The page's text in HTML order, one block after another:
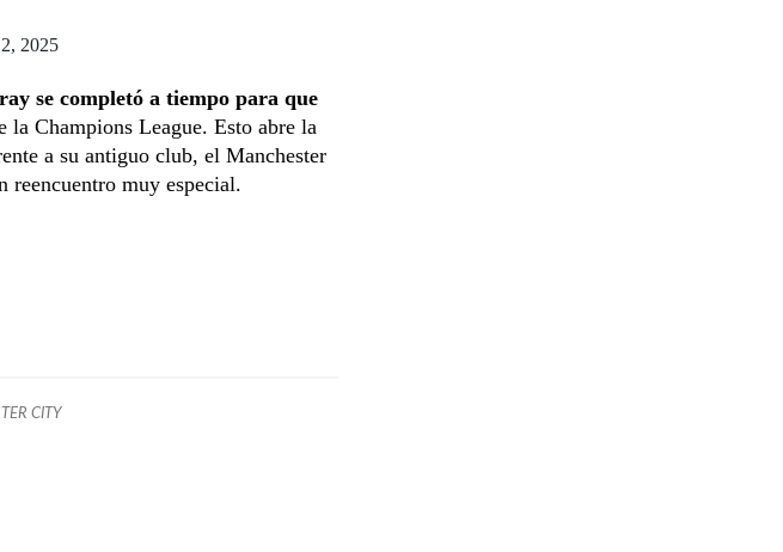
2025
se completó a tiempo para que
la Champions League. Esto abre la
a su antiguo club, el Manchester
reencuentro muy especial.
CITY